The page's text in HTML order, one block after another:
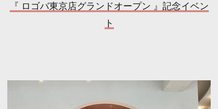
『 ロゴバ東京店グランドオープン 』記念イベン
ト